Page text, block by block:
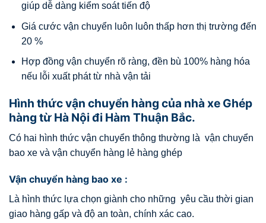
giúp dễ dàng kiểm soát tiến độ
Giá cước vận chuyển luôn luôn thấp hơn thị trường đến
20 %
Hợp đồng vận chuyển rõ ràng, đền bù 100% hàng hóa
nếu lỗi xuất phát từ nhà vận tải
Hình thức vận chuyển hàng của nhà xe Ghép
hàng từ Hà Nội đi Hàm Thuận Bắc.
Có hai hình thức vận chuyển thông thường là vận chuyển
bao xe và vận chuyển hàng lẻ hàng ghép
Vận chuyển hàng bao xe :
Là hình thức lựa chọn giành cho những yêu cầu thời gian
giao hàng gấp và độ an toàn, chính xác cao.